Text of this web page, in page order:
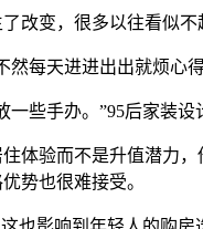
变，很多以往看似不
每天进进出出就烦心
些手办。”95后家装设
体验而不是升值潜力
势也很难接受。